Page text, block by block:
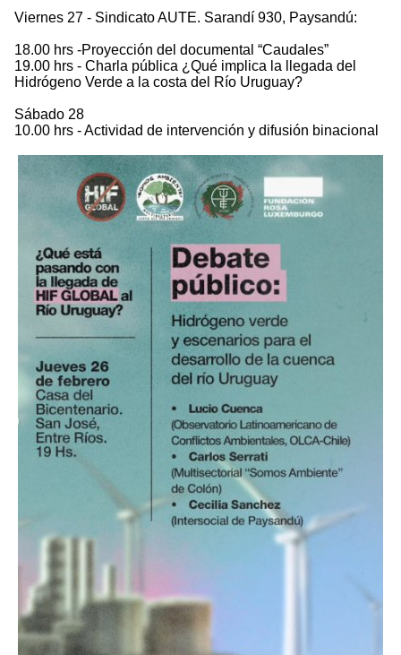
Viernes 27 - Sindicato AUTE. Sarandí 930, Paysandú:
18.00 hrs -Proyección del documental “Caudales”
19.00 hrs - Charla pública ¿Qué implica la llegada del
Hidrógeno Verde a la costa del Río Uruguay?
Sábado 28
10.00 hrs - Actividad de intervención y difusión binacional